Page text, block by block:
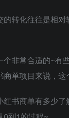
转化往往是相
非常合适的~有
单项目来说，这
书商单有多少